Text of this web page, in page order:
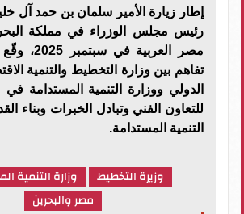
إطار زيارة الأمير سلمان بن حمد آل
رئيس مجلس الوزراء في مملكة
مصر العربية
تفاهم بين وزارة التخطيط والتنمية
الدولي ووزارة التنمية المستدامة
للتعاون الفني وتبادل الخبرات وبناء
التنمية المستدامة.
وزيرة التخطيط
وزارة التنمية
مصر والبحرين